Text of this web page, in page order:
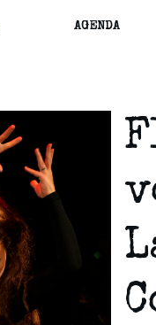
AGENDA